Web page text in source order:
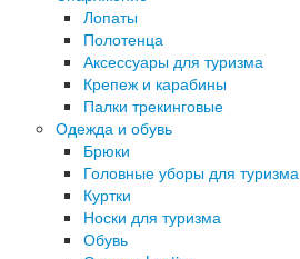
Лопаты
Полотенца
Аксессуары для туризма
Крепеж и карабины
Палки трекинговые
Одежда и обувь
Брюки
Головные уборы для туризма
Куртки
Носки для туризма
Обувь